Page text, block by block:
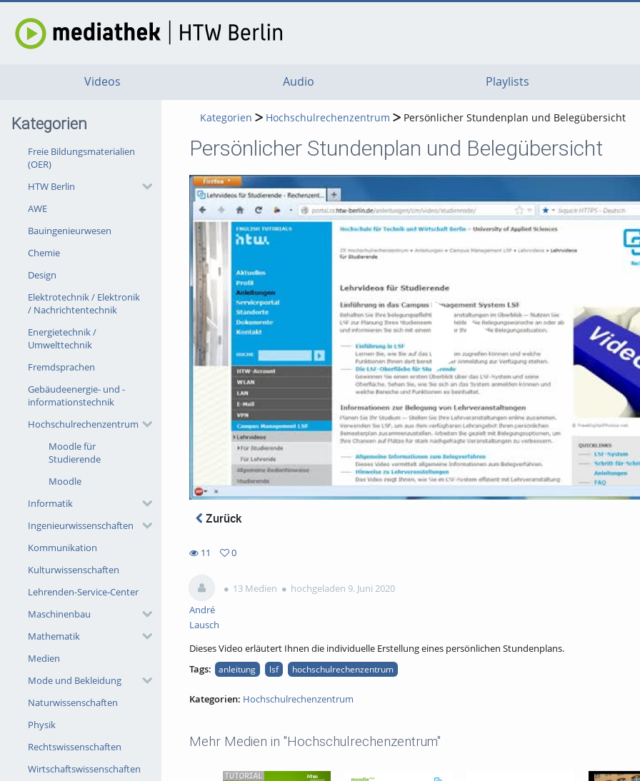
Videos Audio Playlists
Kategorien
Freie Bildungsmaterialien
(OER)
HTW Berlin
AWE
Bauingenieurwesen
Chemie
Design
Elektrotechnik / Elektronik
/ Nachrichtentechnik
Energietechnik /
Umwelttechnik
Fremdsprachen
Gebäudeenergie- und -
informationstechnik
Hochschulrechenzentrum
Moodle für
Studierende
Moodle
Informatik
Ingenieurwissenschaften
Kommunikation
Kulturwissenschaften
Lehrenden-Service-Center
Maschinenbau
Mathematik
Medien
Mode und Bekleidung
Naturwissenschaften
Physik
Rechtswissenschaften
Wirtschaftswissenschaften
Kategorien Hochschulrechenzentrum Persönlicher Stundenplan und Belegübersicht
Persönlicher Stundenplan und Belegübersicht
Video abspielen
Zurück
11
views
0
favorites
André
Lausch
13 Medien hochgeladen 9. Juni 2020
Dieses Video erläutert Ihnen die individuelle Erstellung eines persönlichen Stundenplans.
Tags:
anleitung lsf hochschulrechenzentrum
Kategorien: Hochschulrechenzentrum
Mehr Medien in "Hochschulrechenzentrum"